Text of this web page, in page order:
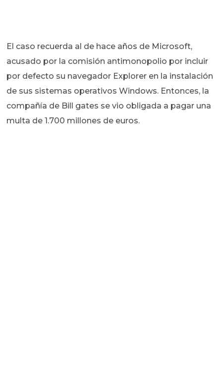
El caso recuerda al de hace años de Microsoft,
acusado por la comisión antimonopolio por incluir
por defecto su navegador Explorer en la instalación
de sus sistemas operativos Windows. Entonces, la
compañía de Bill gates se vio obligada a pagar una
multa de 1.700 millones de euros.